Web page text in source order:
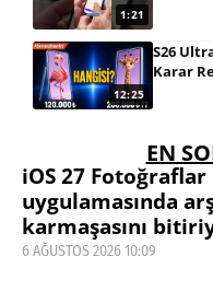
1:21
12:25
S26
Karar
EN
iOS 27 Fotoğraflar
uygulamasında
karmaşasını
6 AĞUSTOS 2026 10:09